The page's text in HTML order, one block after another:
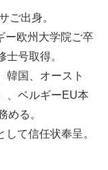
ご出身。
ー欧州大学院ご卒
号取得。
韓国、オースト
、ベルギーEU本
める。
て信任状奉呈。